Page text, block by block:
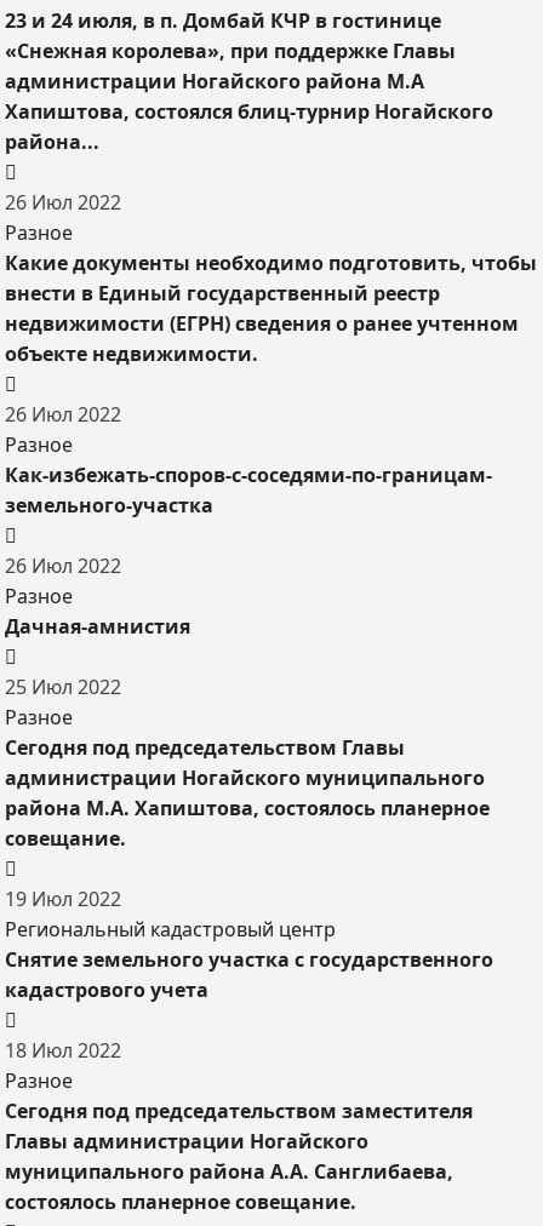
23 и 24 июля, в п. Домбай КЧР в гостинице
«Снежная королева», при поддержке Главы
администрации Ногайского района М.А
Хапиштова, состоялся блиц-турнир Ногайского
района...
26 Июл 2022
Разное
Какие документы необходимо подготовить, чтобы
внести в Единый государственный реестр
недвижимости (ЕГРН) сведения о ранее учтенном
объекте недвижимости.
26 Июл 2022
Разное
Как-избежать-споров-с-соседями-по-границам-
земельного-участка
26 Июл 2022
Разное
Дачная-амнистия
25 Июл 2022
Разное
Сегодня под председательством Главы
администрации Ногайского муниципального
района М.А. Хапиштова, состоялось планерное
совещание.
19 Июл 2022
Региональный кадастровый центр
Снятие земельного участка с государственного
кадастрового учета
18 Июл 2022
Разное
Сегодня под председательством заместителя
Главы администрации Ногайского
муниципального района А.А. Санглибаева,
состоялось планерное совещание.